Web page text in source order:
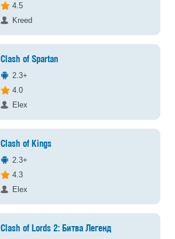
4.5
Kreed
Clash of Spartan
2.3+
4.0
Elex
Clash of Kings
2.3+
4.3
Elex
Clash of Lords 2: Битва Легенд